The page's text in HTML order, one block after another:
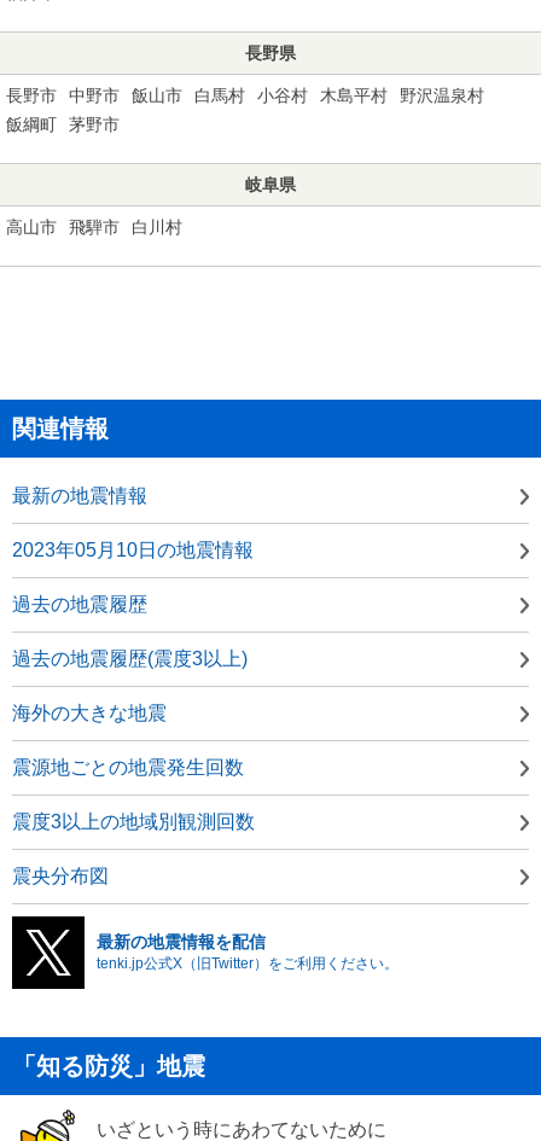
長野県
長野市 中野市 飯山市 白馬村 小谷村 木島平村
野沢温泉村
飯綱町
茅野市
岐阜県
高山市 飛騨市 白川村
関連情報
最新の地震情報
2023年05月10日の地震情報
過去の地震履歴
過去の地震履歴(震度3以上)
海外の大きな地震
震源地ごとの地震発生回数
震度3以上の地域別観測回数
震央分布図
最新の地震情報を配信
tenki.jp公式X（旧Twitter）をご利用ください。
「知る防災」地震
いざという時にあわてないために